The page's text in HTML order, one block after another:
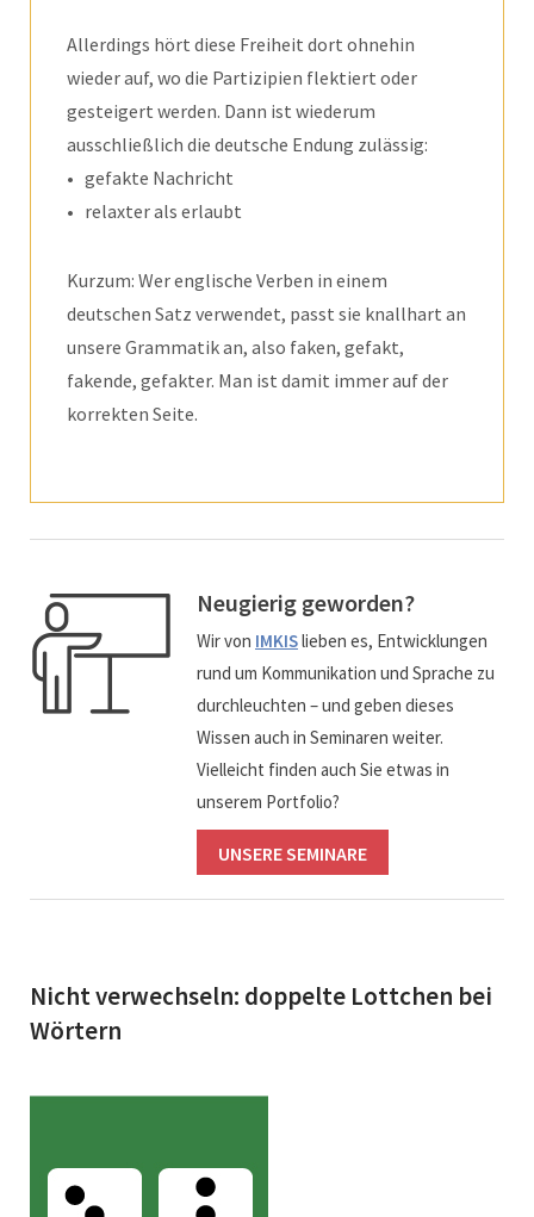
Allerdings hört diese Freiheit dort ohnehin
wieder auf, wo die Partizipien flektiert oder
gesteigert werden. Dann ist wiederum
ausschließlich die deutsche Endung zulässig:
• gefakte Nachricht
• relaxter als erlaubt
Kurzum: Wer englische Verben in einem
deutschen Satz verwendet, passt sie knallhart an
unsere Grammatik an, also faken, gefakt,
fakende, gefakter. Man ist damit immer auf der
korrekten Seite.
Neugierig geworden?
Wir von IMKISlieben es, Entwicklungen
rund um Kommunikation und Sprache zu
durchleuchten – und geben dieses
Wissen auch in Seminaren weiter.
Vielleicht finden auch Sie etwas in
unserem Portfolio?
UNSERE SEMINARE
Nicht verwechseln: doppelte Lottchen bei
Wörtern